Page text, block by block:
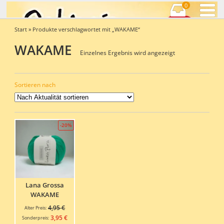
0
Start » Produkte verschlagwortet mit „WAKAME“
WAKAME Einzelnes Ergebnis wird angezeigt
Sortieren nach
-20%
Lana Grossa
WAKAME
Alter Preis: 4,95€Ursprünglicher
Preis
Sonderpreis: 3,95€Aktueller